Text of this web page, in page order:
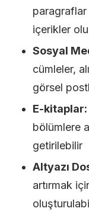
paragraflar
içerikler
Sosyal
cümleler,
görsel
E-kitaplar:
bölümlere
getirilebilir
Altyazı
artırmak